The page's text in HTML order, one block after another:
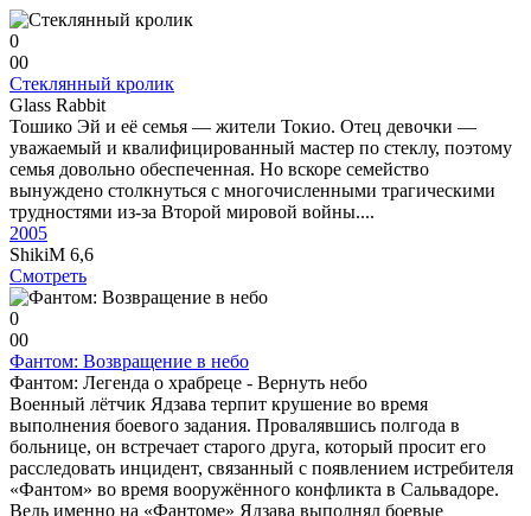
0
00
Стеклянный кролик
Glass Rabbit
Тошико Эй и её семья — жители Токио. Отец девочки —
уважаемый и квалифицированный мастер по стеклу, поэтому
семья довольно обеспеченная. Но вскоре семейство
вынуждено столкнуться с многочисленными трагическими
трудностями из-за Второй мировой войны....
2005
ShikiM 6,6
Смотреть
0
00
Фантом: Возвращение в небо
Фантом: Легенда о храбреце - Вернуть небо
Военный лётчик Ядзава терпит крушение во время
выполнения боевого задания. Провалявшись полгода в
больнице, он встречает старого друга, который просит его
расследовать инцидент, связанный с появлением истребителя
«Фантом» во время вооружённого конфликта в Сальвадоре.
Ведь именно на «Фантоме» Ядзава выполнял боевые